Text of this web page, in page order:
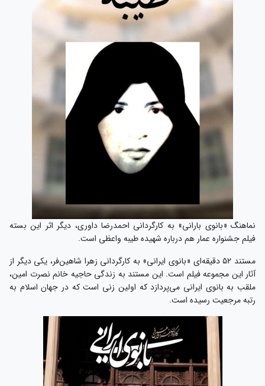
نماهنگ «بانوی بارانی» به کارگردانی احمدرضا داوری، دیگر اثر این بسته
فیلم جشنواره عمار هم درباره شهیده طیبه واعظی است.
مستند ۵۲ دقیقه‌ای «بانوی ایرانی» به کارگردانی زهرا شاهین‌فر، یکی دیگر از
آثار این مجموعه فیلم است. این مستند به زندگی حاجیه خانم نصرت امین،
ملقب به بانوی ایرانی می‌پردازد که اولین زنی است که در جهان اسلام به
رتبه مرجعیت رسیده است.